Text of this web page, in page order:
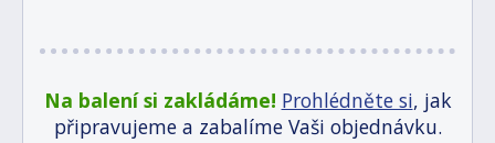
Na balení si zakládáme! Prohlédněte si, jak
připravujeme a zabalíme Vaši objednávku.